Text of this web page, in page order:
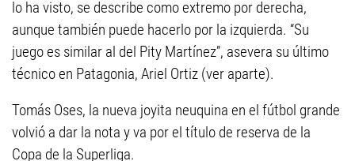
lo ha visto, se describe como extremo por derecha,
aunque también puede hacerlo por la izquierda. “Su
juego es similar al del Pity Martínez”, asevera su último
técnico en Patagonia, Ariel Ortiz (ver aparte).
Tomás Oses, la nueva joyita neuquina en el fútbol grande
volvió a dar la nota y va por el título de reserva de la
Copa de la Superliga.